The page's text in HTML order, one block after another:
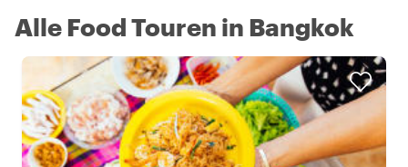
Alle Food Touren in Bangkok